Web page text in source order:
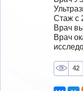
Стаж с
Врач
Врач
42